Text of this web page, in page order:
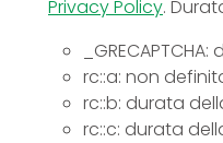
Privacy Policy.
rc::a: non
rc::b: durata
rc::c: durata